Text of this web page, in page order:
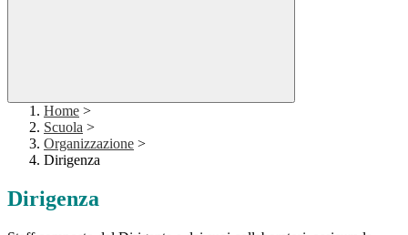
Home >
Scuola >
Organizzazione >
Dirigenza
Dirigenza